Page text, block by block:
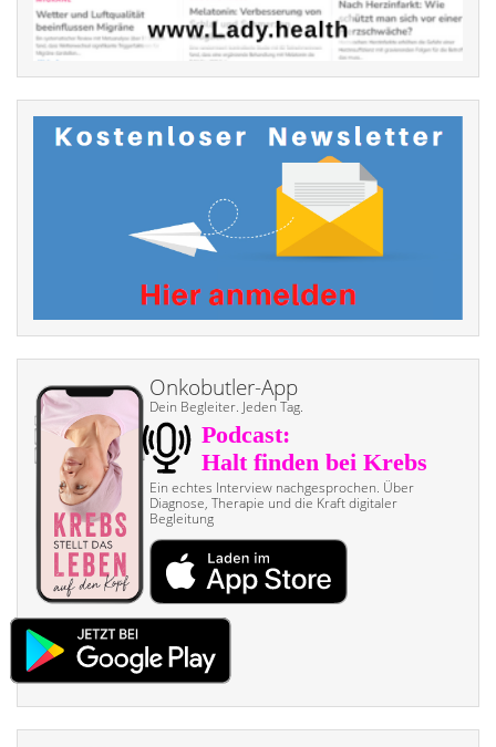
Onkobutler-App
Dein Begleiter. Jeden Tag.
Ein echtes Interview nach­gesprochen. Über
Diagnose, Therapie und die Kraft digitaler
Begleitung